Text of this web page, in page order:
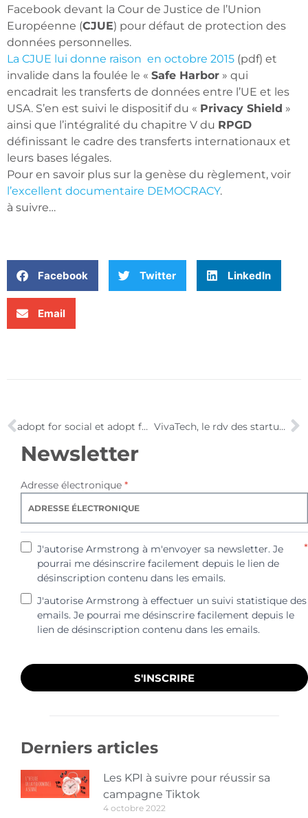
Facebook devant la Cour de Justice de l’Union
Européenne (CJUE) pour défaut de protection des
données personnelles.
La CJUE lui donne raison en octobre 2015 (pdf) et
invalide dans la foulée le « Safe Harbor » qui
encadrait les transferts de données entre l’UE et les
USA. S’en est suivi le dispositif du « Privacy Shield »
ainsi que l’intégralité du chapitre V du RPGD
définissant le cadre des transferts internationaux et
leurs bases légales.
Pour en savoir plus sur la genèse du règlement, voir
l’excellent documentaire DEMOCRACY.
à suivre…
Facebook Twitter LinkedIn
Email
adopt for social et adopt for search VivaTech, le rdv des startups, du 24 au 26 mai, Porte de Versailles à Paris
Newsletter
Adresse électronique *
J'autorise Armstrong à m'envoyer sa newsletter. Je
pourrai me désinscrire facilement depuis le lien de
désinscription contenu dans les emails.
*
J'autorise Armstrong à effectuer un suivi statistique des
emails. Je pourrai me désinscrire facilement depuis le
lien de désinscription contenu dans les emails.
S'INSCRIRE
Derniers articles
Les KPI à suivre pour réussir sa
campagne Tiktok
4 octobre 2022